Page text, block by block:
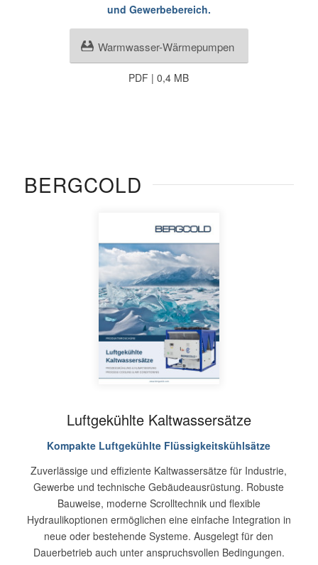
und Gewerbebereich.
Warmwasser-Wärmepumpen
PDF | 0,4 MB
BERGCOLD
Luftgekühlte Kaltwassersätze
Kompakte Luftgekühlte Flüssigkeitskühlsätze
Zuverlässige und effiziente Kaltwassersätze für Industrie,
Gewerbe und technische Gebäudeausrüstung. Robuste
Bauweise, moderne Scrolltechnik und flexible
Hydraulikoptionen ermöglichen eine einfache Integration in
neue oder bestehende Systeme. Ausgelegt für den
Dauerbetrieb auch unter anspruchsvollen Bedingungen.